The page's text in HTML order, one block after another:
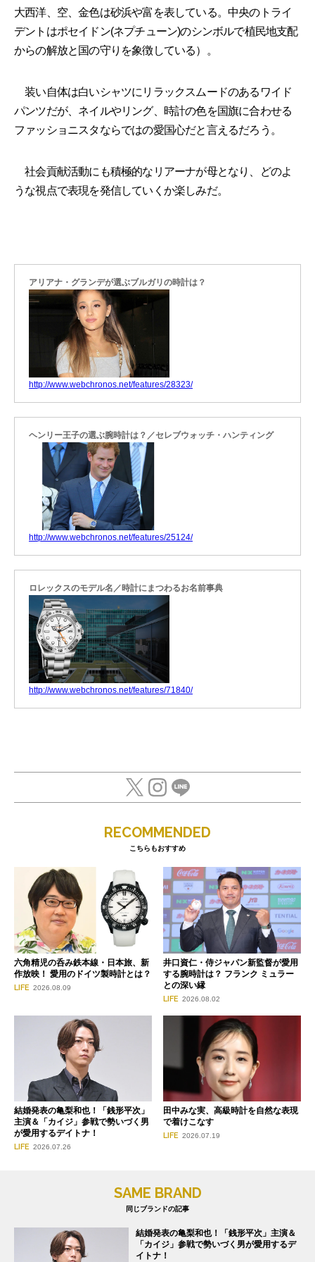
大西洋、空、金色は砂浜や富を表している。中央のトライ
デントはポセイドン(ネプチューン)のシンボルで植民地支配
からの解放と国の守りを象徴している）。
装い自体は白いシャツにリラックスムードのあるワイド
パンツだが、ネイルやリング、時計の色を国旗に合わせる
ファッショニスタならではの愛国心だと言えるだろう。
社会貢献活動にも積極的なリアーナが母となり、どのよ
うな視点で表現を発信していくか楽しみだ。
アリアナ・グランデが選ぶブルガリの時計は？
http://www.webchronos.net/features/28323/
ヘンリー王子の選ぶ腕時計は？／セレブウォッチ・ハンティング
http://www.webchronos.net/features/25124/
ロレックスのモデル名／時計にまつわるお名前事典
http://www.webchronos.net/features/71840/
RECOMMENDED
こちらもおすすめ
六角精児の呑み鉄本線・日本旅、新
作放映！ 愛用のドイツ製時計とは？
LIFE 2026.08.09
井口資仁・侍ジャパン新監督が愛用
する腕時計は？ フランク ミュラー
との深い縁
LIFE 2026.08.02
結婚発表の亀梨和也！「銭形平次」
主演＆「カイジ」参戦で勢いづく男
が愛用するデイトナ！
LIFE 2026.07.26
田中みな実、高級時計を自然な表現
で着けこなす
LIFE 2026.07.19
SAME BRAND
同じブランドの記事
結婚発表の亀梨和也！「銭形平次」主演＆
「カイジ」参戦で勢いづく男が愛用するデ
イトナ！